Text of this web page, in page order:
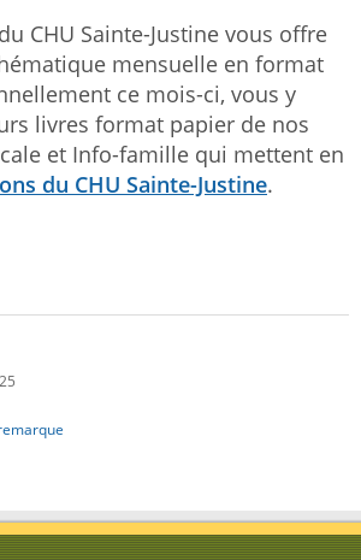
CHU Sainte-Justine vous offre
mensuelle en format
ce mois-ci, vous y
livres format papier de nos
et Info-famille qui mettent en
du CHU Sainte-Justine.